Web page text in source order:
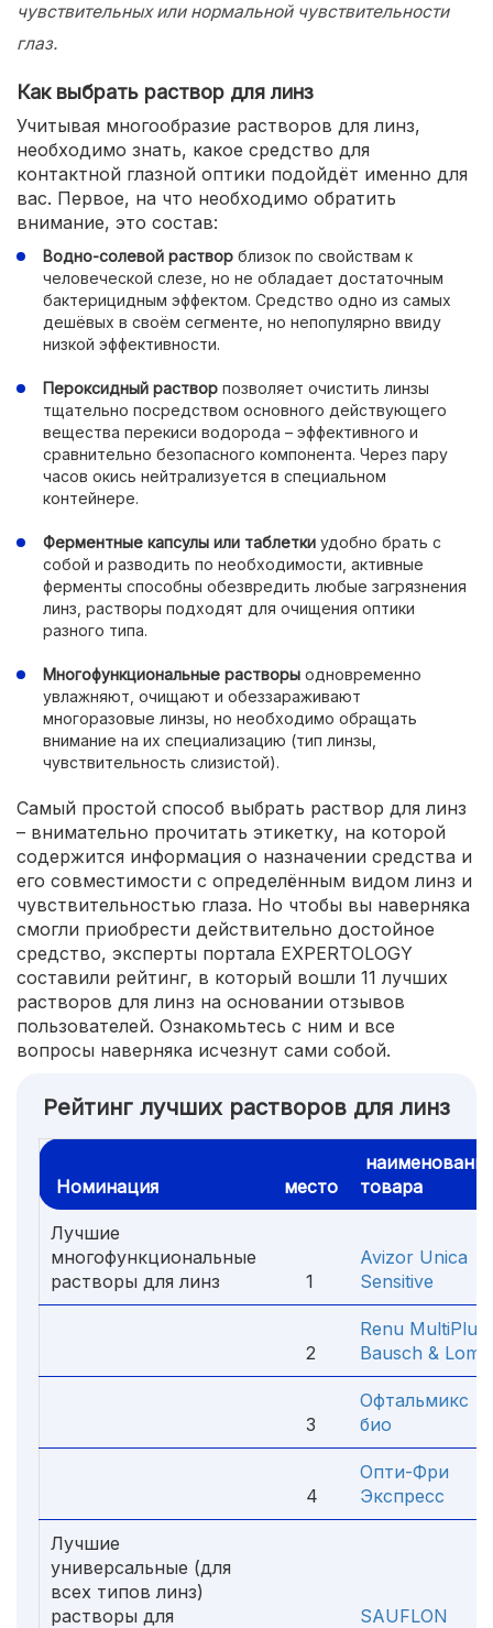
чувствительных или нормальной чувствительности
глаз.
Как выбрать раствор для линз
Учитывая многообразие растворов для линз,
необходимо знать, какое средство для
контактной глазной оптики подойдёт именно для
вас. Первое, на что необходимо обратить
внимание, это состав:
Водно-солевой раствор близок по свойствам к
человеческой слезе, но не обладает достаточным
бактерицидным эффектом. Средство одно из самых
дешёвых в своём сегменте, но непопулярно ввиду
низкой эффективности.
Пероксидный раствор позволяет очистить линзы
тщательно посредством основного действующего
вещества перекиси водорода – эффективного и
сравнительно безопасного компонента. Через пару
часов окись нейтрализуется в специальном
контейнере.
Ферментные капсулы или таблетки удобно брать с
собой и разводить по необходимости, активные
ферменты способны обезвредить любые загрязнения
линз, растворы подходят для очищения оптики
разного типа.
Многофункциональные растворы одновременно
увлажняют, очищают и обеззараживают
многоразовые линзы, но необходимо обращать
внимание на их специализацию (тип линзы,
чувствительность слизистой).
Самый простой способ выбрать раствор для линз
– внимательно прочитать этикетку, на которой
содержится информация о назначении средства и
его совместимости с определённым видом линз и
чувствительностью глаза. Но чтобы вы наверняка
смогли приобрести действительно достойное
средство, эксперты портала EXPERTOLOGY
составили рейтинг, в который вошли 11 лучших
растворов для линз на основании отзывов
пользователей. Ознакомьтесь с ним и все
вопросы наверняка исчезнут сами собой.
Рейтинг лучших растворов для линз
Номинация место
товара
Лучшие
многофункциональные
растворы для линз
1
Avizor Unica
Sensitive
2
Renu MultiPlus
Bausch & Lomb
3
Офтальмикс
био
4
Опти-Фри
Экспресс
Лучшие
универсальные (для
всех типов линз)
растворы для
SAUFLON